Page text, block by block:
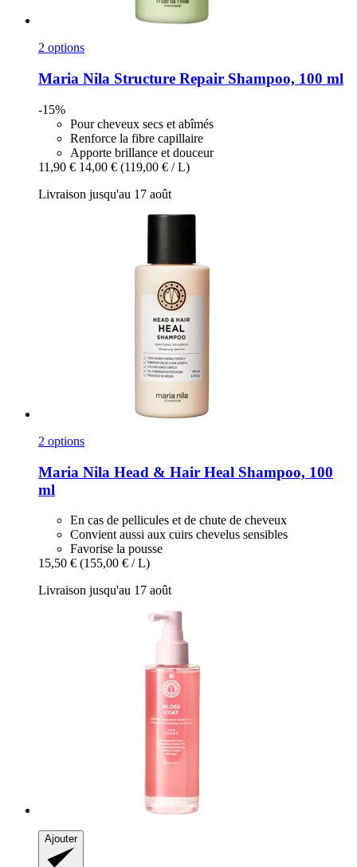
2 options
Maria Nila Structure Repair Shampoo, 100 ml
-15%
Pour cheveux secs et abîmés
Renforce la fibre capillaire
Apporte brillance et douceur
11,90 € 14,00 € (119,00 € / L)
Livraison jusqu'au 17 août
2 options
Maria Nila Head & Hair Heal Shampoo, 100
ml
En cas de pellicules et de chute de cheveux
Convient aussi aux cuirs chevelus sensibles
Favorise la pousse
15,50 € (155,00 € / L)
Livraison jusqu'au 17 août
Ajouter